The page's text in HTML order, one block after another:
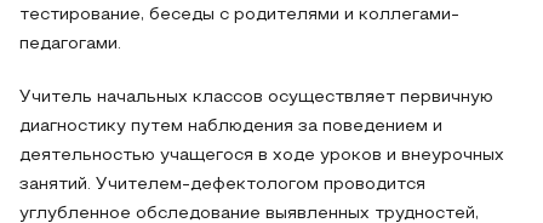
тестирование, беседы с родителями и коллегами-
педагогами.
Учитель начальных классов осуществляет первичную
диагностику путем наблюдения за поведением и
деятельностью учащегося в ходе уроков и внеурочных
занятий. Учителем-дефектологом проводится
углубленное обследование выявленных трудностей,